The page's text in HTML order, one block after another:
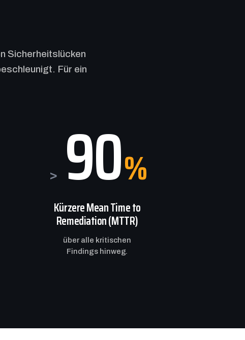
Sicherheitslücken
Für ein
> 90%
Kürzere Mean Time to
Remediation (MTTR)
über alle kritischen
Findings hinweg.